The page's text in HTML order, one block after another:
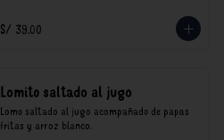
S/ 39.00
Lomito saltado al jugo
Lomo saltado al jugo acompañado de papas
fritas y arroz blanco.